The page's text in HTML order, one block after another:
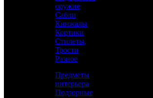
Аристократ
Изделия из дерева
оружие
Сабли
Кинжалы
Кортики
Стилеты,
Трости
Разное
Предметы
интерьера
Подзорные